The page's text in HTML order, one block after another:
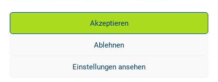
Akzeptieren
Ablehnen
Einstellungen ansehen
Datenschutz|Cookie-Richtlinie
COPYRIGHT ©2025 CARALUX GMBH. Alle Rechte
vorbehalten.